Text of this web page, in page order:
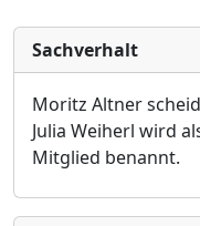
Sachverhalt
Moritz Altner
Julia Weiherl wird
Mitglied benannt.